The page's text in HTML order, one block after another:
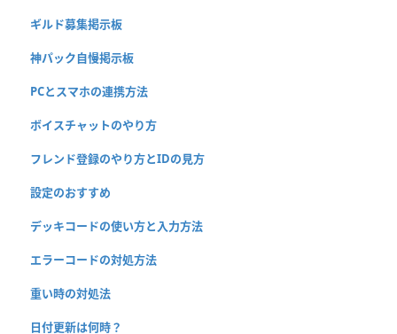
ギルド募集掲示板
神パック自慢掲示板
PCとスマホの連携方法
ボイスチャットのやり方
フレンド登録のやり方とIDの見方
設定のおすすめ
デッキコードの使い方と入力方法
エラーコードの対処方法
重い時の対処法
日付更新は何時？